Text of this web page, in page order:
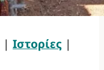
| Ιστορίες |